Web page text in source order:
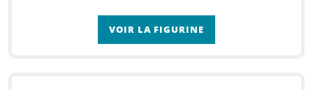
VOIR LA FIGURINE